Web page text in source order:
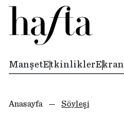
ManşetEtkinliklerEkran
Anasayfa Söyleşi